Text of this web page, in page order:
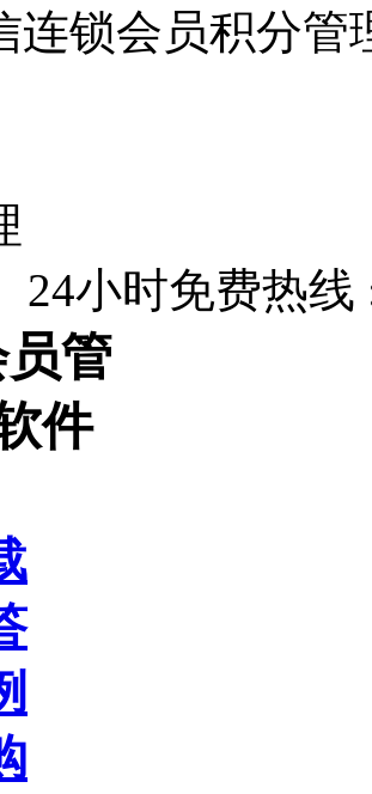
连锁会员积分管
24小时免费热线